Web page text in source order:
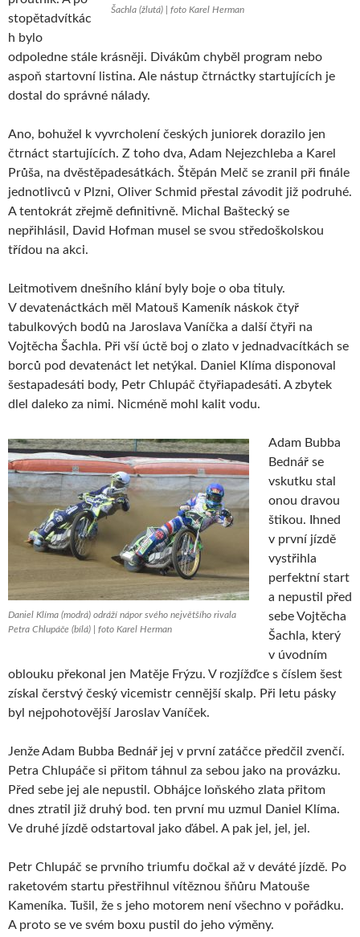
Šachla (žlutá) | foto Karel Herman
stopětadvítkác
h bylo
odpoledne stále krásněji. Divákům chyběl program nebo
aspoň startovní listina. Ale nástup čtrnáctky startujících je
dostal do správné nálady.
Ano, bohužel k vyvrcholení českých juniorek dorazilo jen
čtrnáct startujících. Z toho dva, Adam Nejezchleba a Karel
Průša, na dvěstěpadesátkách. Štěpán Melč se zranil při finále
jednotlivců v Plzni, Oliver Schmid přestal závodit již podruhé.
A tentokrát zřejmě definitivně. Michal Baštecký se
nepřihlásil, David Hofman musel se svou středoškolskou
třídou na akci.
Leitmotivem dnešního klání byly boje o oba tituly.
V devatenáctkách měl Matouš Kameník náskok čtyř
tabulkových bodů na Jaroslava Vaníčka a další čtyři na
Vojtěcha Šachla. Při vší úctě boj o zlato v jednadvacítkách se
borců pod devatenáct let netýkal. Daniel Klíma disponoval
šestapadesáti body, Petr Chlupáč čtyřiapadesáti. A zbytek
dlel daleko za nimi. Nicméně mohl kalit vodu.
Daniel Klíma (modrá) odráží nápor svého největšího rivala
Petra Chlupáče (bílá) | foto Karel Herman
Adam Bubba
Bednář se
vskutku stal
onou dravou
štikou. Ihned
v první jízdě
vystřihla
perfektní start
a nepustil před
sebe Vojtěcha
Šachla, který
v úvodním
oblouku překonal jen Matěje Frýzu. V rozjížďce s číslem šest
získal čerstvý český vicemistr cennější skalp. Při letu pásky
byl nejpohotovější Jaroslav Vaníček.
Jenže Adam Bubba Bednář jej v první zatáčce předčil zvenčí.
Petra Chlupáče si přitom táhnul za sebou jako na provázku.
Před sebe jej ale nepustil. Obhájce loňského zlata přitom
dnes ztratil již druhý bod. ten první mu uzmul Daniel Klíma.
Ve druhé jízdě odstartoval jako ďábel. A pak jel, jel, jel.
Petr Chlupáč se prvního triumfu dočkal až v deváté jízdě. Po
raketovém startu přestřihnul vítěznou šňůru Matouše
Kameníka. Tušil, že s jeho motorem není všechno v pořádku.
A proto se ve svém boxu pustil do jeho výměny.